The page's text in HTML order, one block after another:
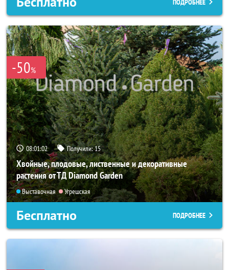
ПОДРОБНЕЕ
-50%
08:01:00 Получили:15
Хвойные, плодовые, лиственные и декоративные
растения от ТД Diamond Garden
Выставочная Угрешская
Бесплатно ПОДРОБНЕЕ